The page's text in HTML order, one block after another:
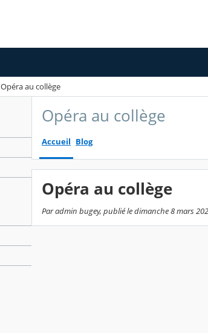
Opéra au collège
Opéra au collège
Accueil Blog
Opéra au collège
Par admin bugey, publié le dimanche 8 mars